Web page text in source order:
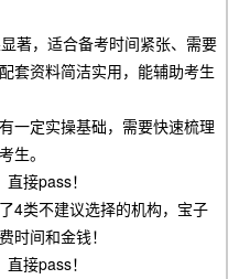
著，适合备考时间紧张、需要
套资料简洁实用，能辅助考生
一定实操基础，需要快速梳理
生。
接pass！
4类不建议选择的机构，宝子
时间和金钱！
接pass！